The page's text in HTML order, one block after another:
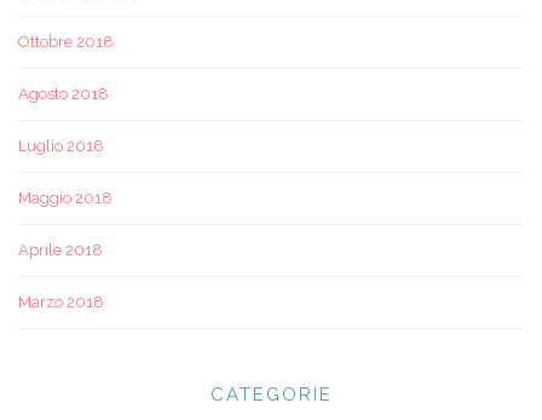
Ottobre 2018
Agosto 2018
Luglio 2018
Maggio 2018
Aprile 2018
Marzo 2018
CATEGORIE